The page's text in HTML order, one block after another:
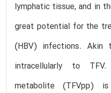
lymphatic tissue, and in
great potential for the
(HBV) infections. Akin
intracellularly to
metabolite (TFVpp)